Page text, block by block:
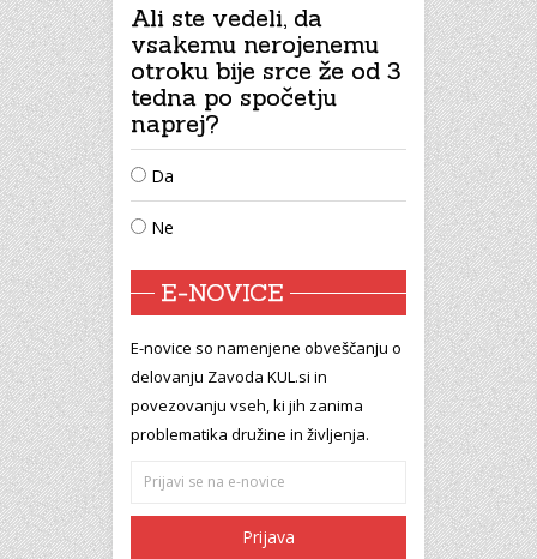
Ali ste vedeli, da
vsakemu nerojenemu
otroku bije srce že od 3
tedna po spočetju
naprej?
Da
Ne
E-NOVICE
E-novice so namenjene obveščanju o
delovanju Zavoda KUL.si in
povezovanju vseh, ki jih zanima
problematika družine in življenja.